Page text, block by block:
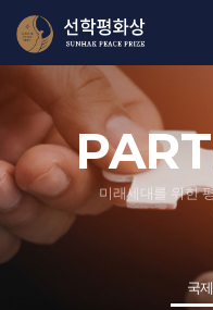
미래세대를 위한
국